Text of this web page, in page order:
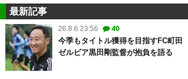
最新記事
26.8.6 23:56 40
今季もタイトル獲得を目指すFC町田
ゼルビア黒田剛監督が抱負を語る